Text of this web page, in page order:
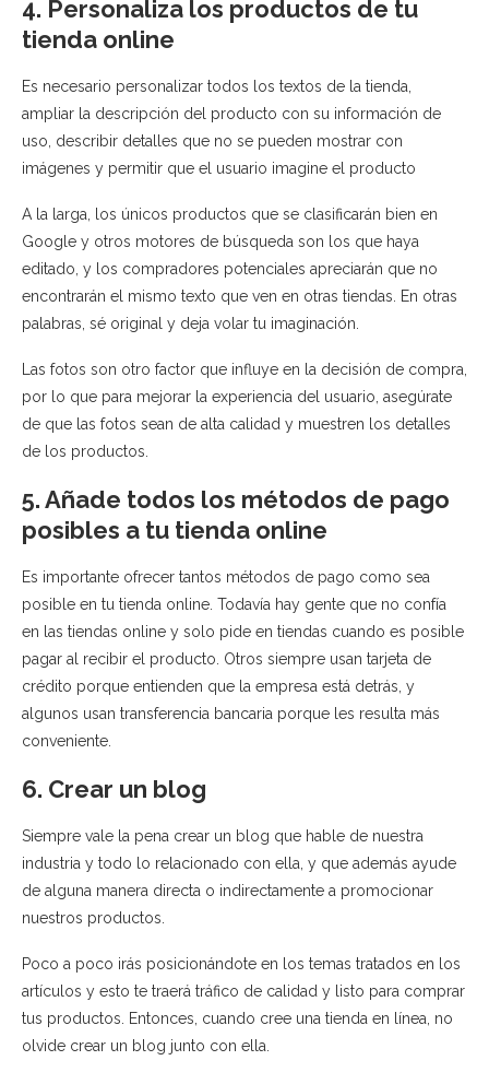
4. Personaliza los productos de tu
tienda online
Es necesario personalizar todos los textos de la tienda,
ampliar la descripción del producto con su información de
uso, describir detalles que no se pueden mostrar con
imágenes y permitir que el usuario imagine el producto
A la larga, los únicos productos que se clasificarán bien en
Google y otros motores de búsqueda son los que haya
editado, y los compradores potenciales apreciarán que no
encontrarán el mismo texto que ven en otras tiendas. En otras
palabras, sé original y deja volar tu imaginación.
Las fotos son otro factor que influye en la decisión de compra,
por lo que para mejorar la experiencia del usuario, asegúrate
de que las fotos sean de alta calidad y muestren los detalles
de los productos.
5. Añade todos los métodos de pago
posibles a tu tienda online
Es importante ofrecer tantos métodos de pago como sea
posible en tu tienda online. Todavía hay gente que no confía
en las tiendas online y solo pide en tiendas cuando es posible
pagar al recibir el producto. Otros siempre usan tarjeta de
crédito porque entienden que la empresa está detrás, y
algunos usan transferencia bancaria porque les resulta más
conveniente.
6. Crear un blog
Siempre vale la pena crear un blog que hable de nuestra
industria y todo lo relacionado con ella, y que además ayude
de alguna manera directa o indirectamente a promocionar
nuestros productos.
Poco a poco irás posicionándote en los temas tratados en los
artículos y esto te traerá tráfico de calidad y listo para comprar
tus productos. Entonces, cuando cree una tienda en línea, no
olvide crear un blog junto con ella.